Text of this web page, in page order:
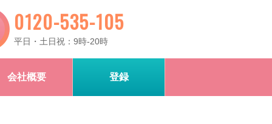
0120-535-105
平日・土日祝：9時-20時
会社概要 登録